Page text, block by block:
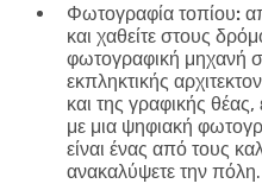
Φωτογραφία τοπίου:
και χαθείτε στους
φωτογραφική μηχανή
εκπληκτικής
και της γραφικής θέας,
με μια ψηφιακή
είναι ένας από τους
ανακαλύψετε την πόλη.